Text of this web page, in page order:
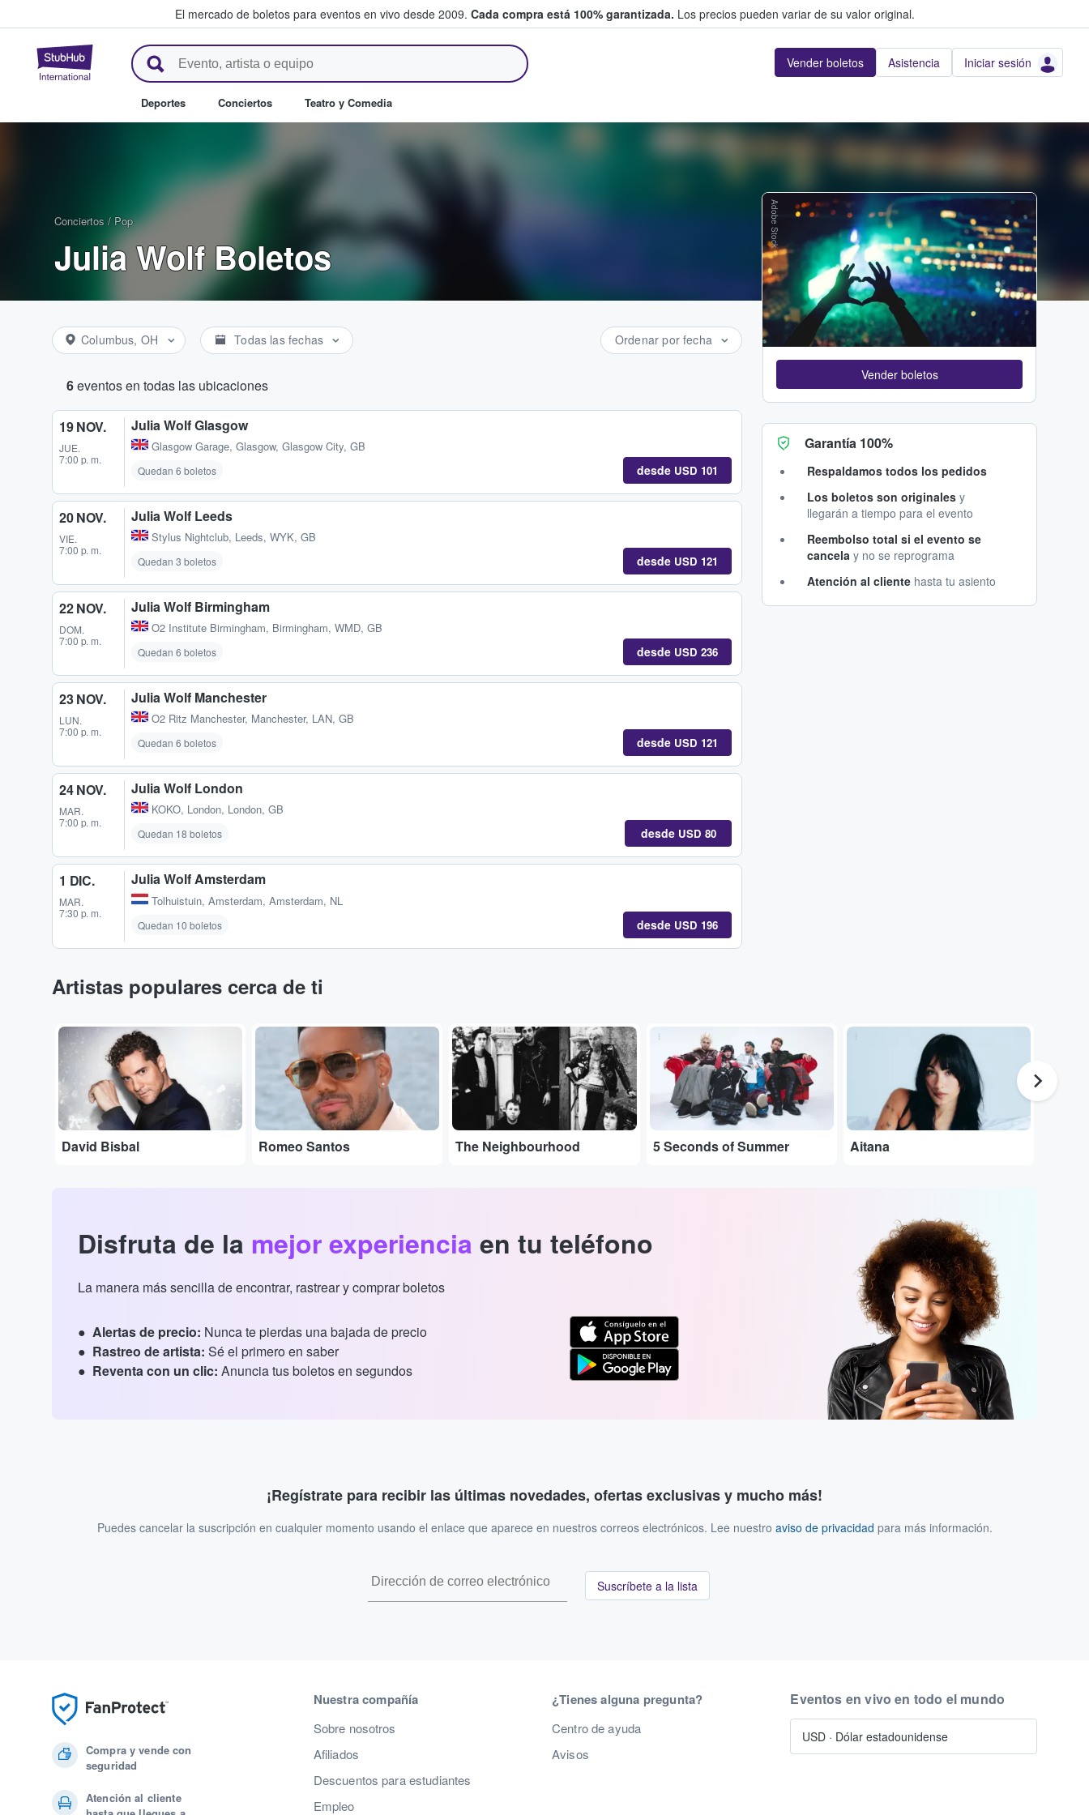
El mercado de boletos para eventos en vivo desde 2009. Cada compra está 100% garantizada. Los precios pueden variar de su valor original.
StubHub: donde los fans compran y venden boletos Vender boletos Asistencia Iniciar sesión
Deportes Conciertos Teatro y Comedia
Conciertos / Pop
Julia Wolf Boletos
Columbus, OH Todas las fechas Ordenar por fecha
6eventos en todas las ubicaciones
19 NOV.
JUE.
7:00 p. m.
Julia Wolf Glasgow
Glasgow Garage, Glasgow, Glasgow City, GB
Quedan 6 boletos desde USD 101
20 NOV.
VIE.
7:00 p. m.
Julia Wolf Leeds
Stylus Nightclub, Leeds, WYK, GB
Quedan 3 boletos desde USD 121
22 NOV.
DOM.
7:00 p. m.
Julia Wolf Birmingham
O2 Institute Birmingham, Birmingham, WMD, GB
Quedan 6 boletos desde USD 236
23 NOV.
LUN.
7:00 p. m.
Julia Wolf Manchester
O2 Ritz Manchester, Manchester, LAN, GB
Quedan 6 boletos desde USD 121
24 NOV.
MAR.
7:00 p. m.
Julia Wolf London
KOKO, London, London, GB
Quedan 18 boletos desde USD 80
1 DIC.
MAR.
7:30 p. m.
Julia Wolf Amsterdam
Tolhuistuin, Amsterdam, Amsterdam, NL
Quedan 10 boletos desde USD 196
Adobe Stock
Vender boletos
Garantía 100%
Respaldamos todos los pedidos
Los boletos son originales y
llegarán a tiempo para el evento
Reembolso total si el evento se
cancela y no se reprograma
Atención al cliente hasta tu asiento
Artistas populares cerca de ti
...
David Bisbal Romeo Santos
...
The Neighbourhood 5 Seconds of Summer Aitana
Disfruta de la mejor experiencia en tu teléfono
La manera más sencilla de encontrar, rastrear y comprar boletos
Alertas de precio: Nunca te pierdas una bajada de precio
Rastreo de artista: Sé el primero en saber
Reventa con un clic: Anuncia tus boletos en segundos
¡Regístrate para recibir las últimas novedades, ofertas exclusivas y mucho más!
Puedes cancelar la suscripción en cualquier momento usando el enlace que aparece en nuestros correos electrónicos. Lee nuestro aviso de privacidad para más información.
Suscríbete a la lista
Compra y vende con
seguridad
Atención al cliente
Nuestra compañía
Sobre nosotros
Afiliados
Descuentos para estudiantes
Empleo
¿Tienes alguna pregunta?
Centro de ayuda
Avisos
Eventos en vivo en todo el mundo
USD · Dólar estadounidense